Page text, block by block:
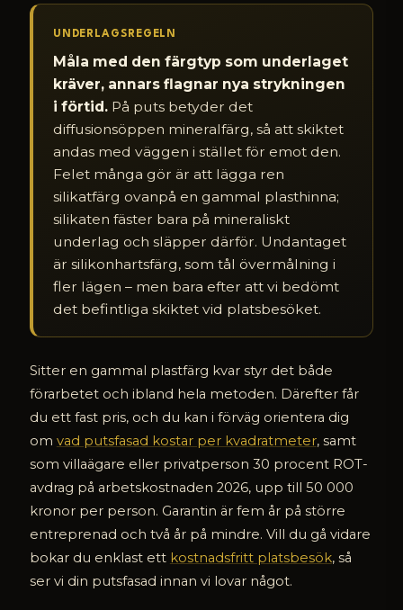
UNDERLAGSREGELN
Måla med den färgtyp som underlaget
kräver, annars flagnar nya strykningen
i förtid.På puts betyder det
diffusionsöppen mineralfärg, så att skiktet
andas med väggen i stället för emot den.
Felet många gör är att lägga ren
silikatfärg ovanpå en gammal plasthinna;
silikaten fäster bara på mineraliskt
underlag och släpper därför. Undantaget
är silikonhartsfärg, som tål övermålning i
fler lägen – men bara efter att vi bedömt
det befintliga skiktet vid platsbesöket.
Sitter en gammal plastfärg kvar styr det både
förarbetet och ibland hela metoden. Därefter får
du ett fast pris, och du kan i förväg orientera dig
om vad putsfasad kostar per kvadratmeter, samt
som villaägare eller privatperson 30 procent ROT-
avdrag på arbetskostnaden 2026, upp till 50 000
kronor per person. Garantin är fem år på större
entreprenad och två år på mindre. Vill du gå vidare
bokar du enklast ett kostnadsfritt platsbesök, så
ser vi din putsfasad innan vi lovar något.